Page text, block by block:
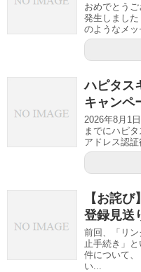
おめでとう
発生しまし
のようなメッ
ハピタス
キャンペ
2026年8月1
までにハピ
アドレス認証
【お詫
登録見送
前回、「リ
止手続き」
件について
い...